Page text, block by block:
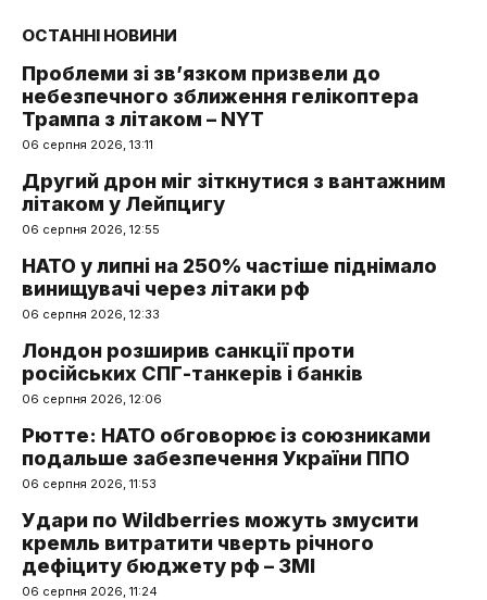
ОСТАННІ НОВИНИ
Проблеми зі зв’язком призвели до
небезпечного зближення гелікоптера
Трампа з літаком – NYT
06 серпня 2026, 13:11
Другий дрон міг зіткнутися з вантажним
літаком у Лейпцигу
06 серпня 2026, 12:55
НАТО у липні на 250% частіше піднімало
винищувачі через літаки рф
06 серпня 2026, 12:33
Лондон розширив санкції проти
російських СПГ-танкерів і банків
06 серпня 2026, 12:06
Рютте: НАТО обговорює із союзниками
подальше забезпечення України ППО
06 серпня 2026, 11:53
Удари по Wildberries можуть змусити
кремль витратити чверть річного
дефіциту бюджету рф – ЗМІ
06 серпня 2026, 11:24